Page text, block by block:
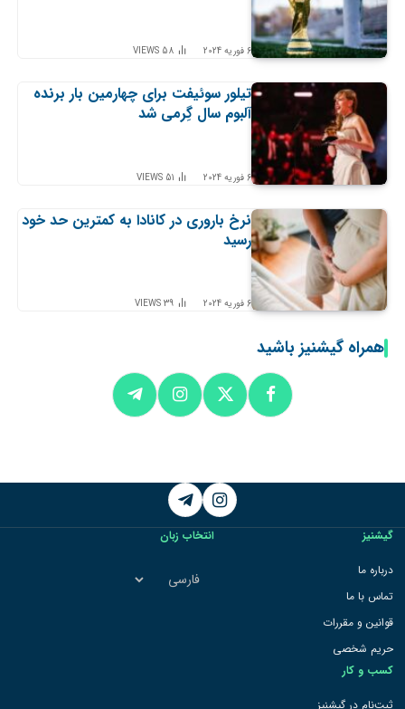
6 فوریه 2024 58
VIEWS
تیلور سوئیفت برای چهارمین بار برنده
آلبوم سال گِرمی شد
6 فوریه 2024 51
VIEWS
نرخ باروری در کانادا به کمترین حد خود
رسید
6 فوریه 2024 39
VIEWS
همراه گیشنیز باشید
Instagram
Telegram
گیشنیز
درباره ما
تماس با ما
قوانین و مقررات
حریم شخصی
کسب و کار
ثبت‌نام در گیشنیز
انتخاب زبان
انتخاب
زبان